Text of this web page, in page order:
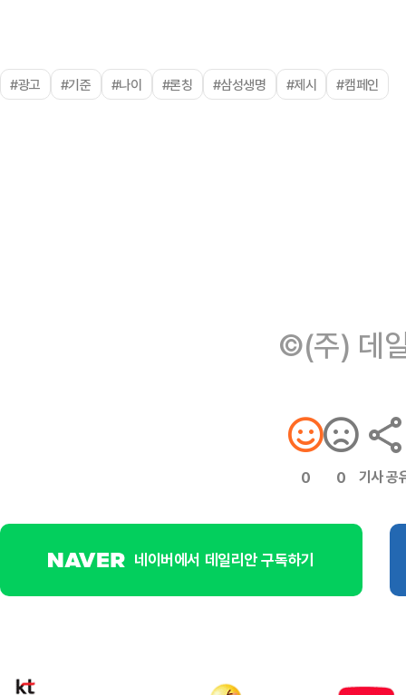
#광고 #기준 #나이 #론칭 #삼성생명 #제시 #캠페인
©(주) 데
0 0 기사 공
네이버에서 데일리안 구독하기